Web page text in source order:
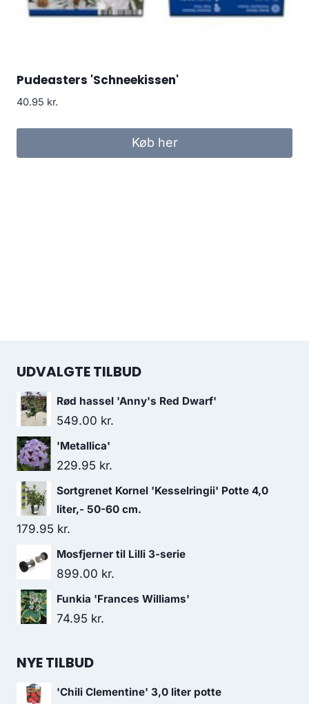
Pudeasters 'Schneekissen'
40.95 kr.
Køb her
UDVALGTE TILBUD
Rød hassel 'Anny's Red Dwarf'
549.00 kr.
'Metallica'
229.95 kr.
Sortgrenet Kornel 'Kesselringii' Potte 4,0
liter,- 50-60 cm.
179.95 kr.
Mosfjerner til Lilli 3-serie
899.00 kr.
Funkia 'Frances Williams'
74.95 kr.
NYE TILBUD
'Chili Clementine' 3,0 liter potte